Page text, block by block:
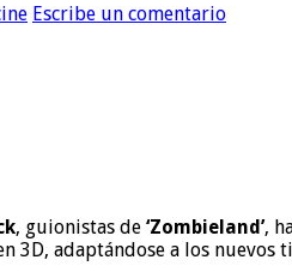
Escribe un comentario
, guionistas de ‘Zombieland’,
3D, adaptándose a los nuevos